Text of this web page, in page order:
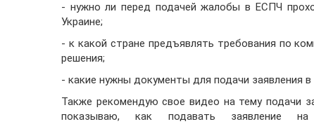
- нужно ли перед подачей жалобы в ЕСПЧ
Украине;
- к какой стране предъявлять требования по
решения;
- какие нужны документы для подачи заявления
Также рекомендую свое видео на тему подачи
показываю, как подавать заявление